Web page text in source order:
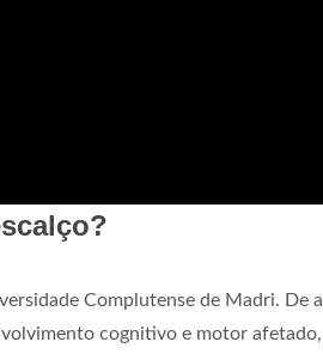
Complutense de Madri. De
cognitivo e motor